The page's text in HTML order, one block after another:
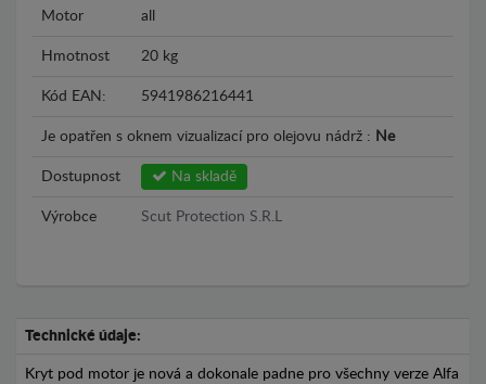
Motor all
Hmotnost 20 kg
Kód EAN: 5941986216441
Je opatřen s oknem vizualizací pro olejovu nádrž : Ne
Dostupnost Na skladě
Výrobce Scut Protection S.R.L
Technické údaje:
Kryt pod motor je nová a dokonale padne pro všechny verze Alfa